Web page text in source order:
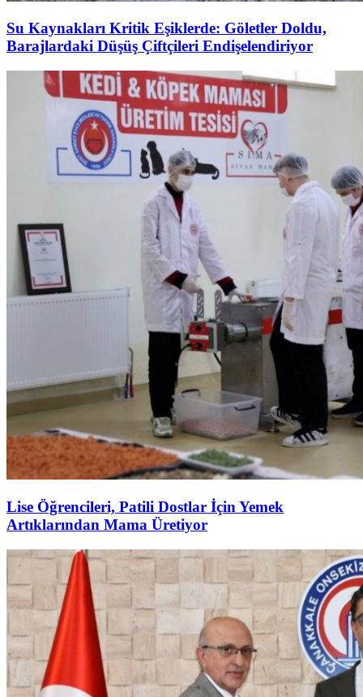
Su Kaynakları Kritik Eşiklerde: Göletler Doldu,
Barajlardaki Düşüş Çiftçileri Endişelendiriyor
Lise Öğrencileri, Patili Dostlar İçin Yemek
Artıklarından Mama Üretiyor